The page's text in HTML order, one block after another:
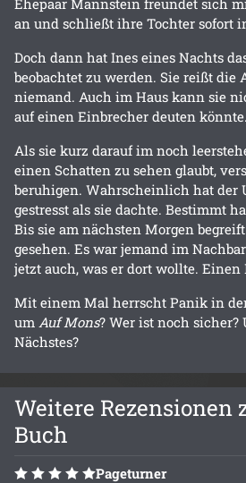
an und schließt ihre Tochter sofort
Doch dann hat Ines eines Nachts
beobachtet zu werden. Sie reißt die
niemand. Auch im Haus kann sie
auf einen Einbrecher deuten könnte.
Als sie kurz darauf im noch
einen Schatten zu sehen glaubt,
beruhigen. Wahrscheinlich hat der
gestresst als sie dachte. Bestimmt
Bis sie am nächsten Morgen
gesehen. Es war jemand im
jetzt auch, was er dort wollte. Einen
Mit einem Mal herrscht Panik in
um Auf Mons? Wer ist noch sicher?
Nächstes?
Weitere Rezensionen
Buch
Pageturner